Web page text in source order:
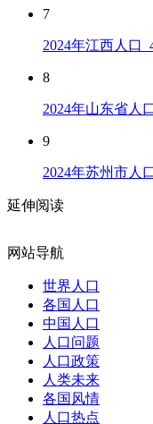
7
2024年江西人口
8
2024年山东省人
9
2024年苏州市人
延伸阅读
网站导航
世界人口
各国人口
中国人口
人口问题
人口政策
人类未来
各国风情
人口热点